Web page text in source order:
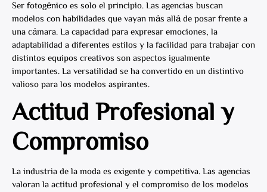
Ser fotogénico es solo el principio. Las agencias buscan
modelos con habilidades que vayan más allá de posar frente a
una cámara. La capacidad para expresar emociones, la
adaptabilidad a diferentes estilos y la facilidad para trabajar con
distintos equipos creativos son aspectos igualmente
importantes. La versatilidad se ha convertido en un distintivo
valioso para los modelos aspirantes.
Actitud Profesional y
Compromiso
La industria de la moda es exigente y competitiva. Las agencias
valoran la actitud profesional y el compromiso de los modelos